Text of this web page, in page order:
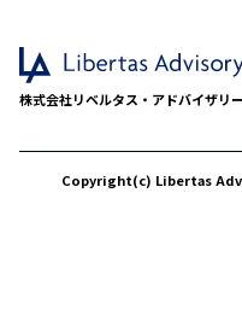
株式会社リベルタス・アドバイザリー
Copyright(c) Libertas